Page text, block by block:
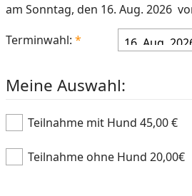
am Sonntag, den 16. Aug. 2026
Terminwahl:
Meine Auswahl:
Teilnahme mit Hund 45,00 €
Teilnahme ohne Hund 20,00€